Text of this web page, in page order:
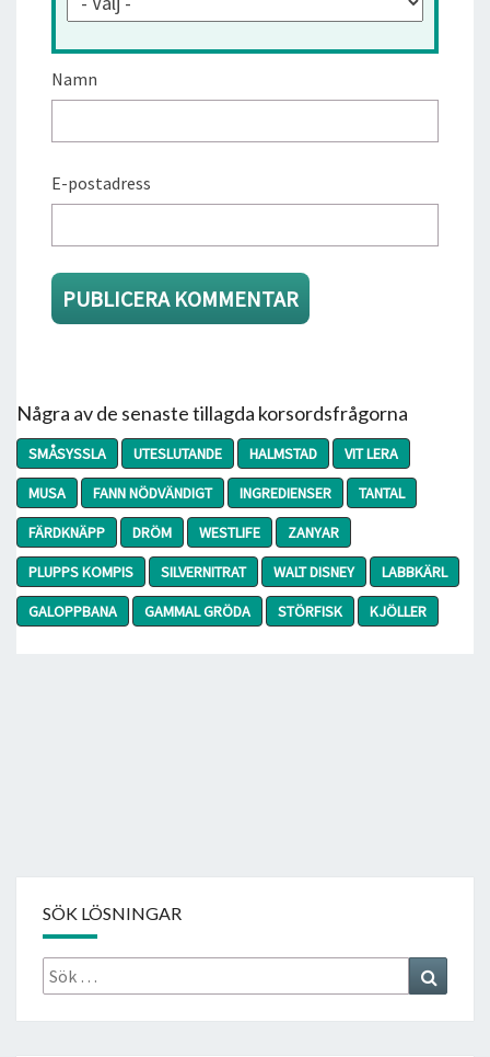
Namn
E-postadress
Några av de senaste tillagda korsordsfrågorna
SMÅSYSSLA UTESLUTANDE HALMSTAD
VIT LERA
MUSA
FANN NÖDVÄNDIGT INGREDIENSER
TANTAL
FÄRDKNÄPP
DRÖM WESTLIFE
ZANYAR
PLUPPS KOMPIS
SILVERNITRAT WALT DISNEY
LABBKÄRL
GALOPPBANA
GAMMAL GRÖDA STÖRFISK KJÖLLER
SÖK LÖSNINGAR
Sök
efter: